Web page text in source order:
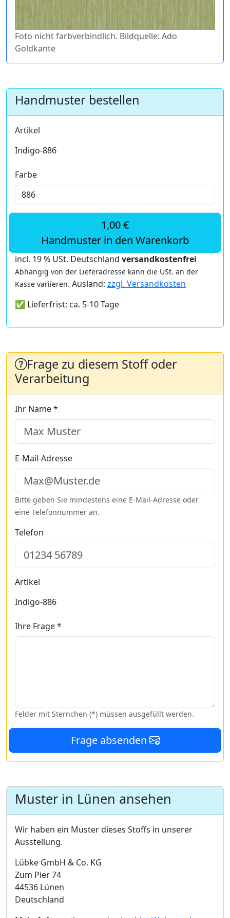
Foto nicht farbverbindlich. Bildquelle: Ado
Goldkante
Handmuster bestellen
Artikel
Indigo-886
Farbe
1,00 €
Handmuster in den Warenkorb
incl. 19 % USt. Deutschland versandkostenfrei
Abhängig von der Lieferadresse kann die USt. an der
Kasse variieren. Ausland: zzgl. Versandkosten
✅ Lieferfrist: ca. 5-10 Tage
Frage zu diesem Stoff oder
Verarbeitung
Ihr Name *
E-Mail-Adresse
Bitte geben Sie mindestens eine E-Mail-Adresse oder
eine Telefonnummer an.
Telefon
Artikel
Indigo-886
Ihre Frage *
Felder mit Sternchen (*) müssen ausgefüllt werden.
Frage absenden
Muster in Lünen ansehen
Wir haben ein Muster dieses Stoffs in unserer
Ausstellung.
Lübke GmbH & Co. KG
Zum Pier 74
44536 Lünen
Deutschland